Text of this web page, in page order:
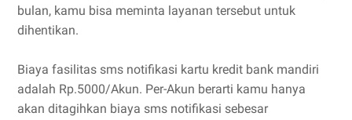
bulan, kamu bisa meminta layanan tersebut untuk
dihentikan.
Biaya fasilitas sms notifikasi kartu kredit bank mandiri
adalah Rp.5000/Akun. Per-Akun berarti kamu hanya
akan ditagihkan biaya sms notifikasi sebesar